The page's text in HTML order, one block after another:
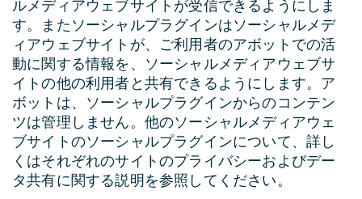
ルメディアウェブサイトが受信できるようにしま
す。またソーシャルプラグインはソーシャルメデ
ィアウェブサイトが、ご利用者のアボットでの活
動に関する情報を、ソーシャルメディアウェブサ
イトの他の利用者と共有できるようにします。ア
ボットは、ソーシャルプラグインからのコンテン
ツは管理しません。他のソーシャルメディアウェ
ブサイトのソーシャルプラグインについて、詳し
くはそれぞれのサイトのプライバシーおよびデー
タ共有に関する説明を参照してください。